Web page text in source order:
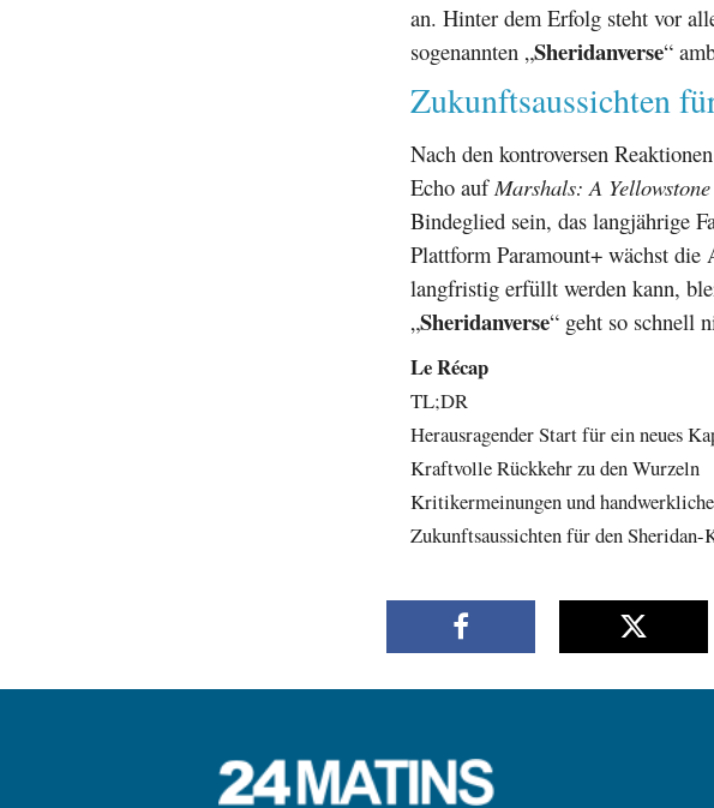
an. Hinter dem Erfolg steht vor
sogenannten „Sheridanverse“
Zukunftsaussichten
Nach den kontroversen
Echo auf Marshals: A
Bindeglied sein, das langjährige
Plattform Paramount+ wächst die
langfristig erfüllt werden kann,
„Sheridanverse“ geht so schnell
Le Récap
TL;DR
Herausragender Start für ein neues
Kraftvolle Rückkehr zu den Wurzeln
Kritikermeinungen und
Zukunftsaussichten für den Sheridan-